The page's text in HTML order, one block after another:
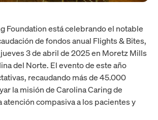
Foundation está celebrando el notable
de fondos anual Flights & Bites,
3 de abril de 2025 en Moretz Mills
del Norte. El evento de este año
recaudando más de 45.000
la misión de Carolina Caring de
compasiva a los pacientes y